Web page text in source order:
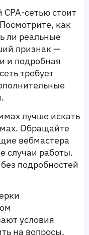
сетью стоит
как
ли реальные
признак —
и подробная
требует
лучше искать
Обращайте
вебмастера
случаи работы.
подробностей
условия
на вопросы.